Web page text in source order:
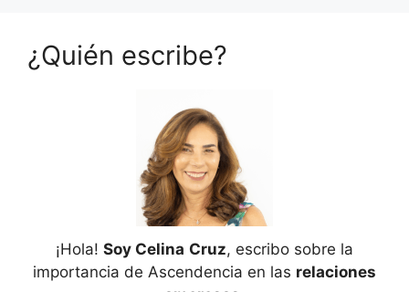
¿Quién escribe?
¡Hola! Soy Celina Cruz, escribo sobre la
importancia de Ascendencia en las relaciones